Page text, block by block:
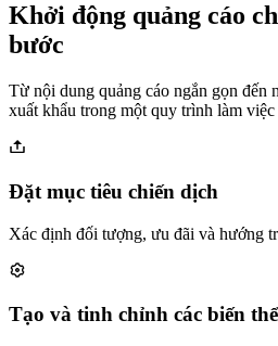
Khởi động quảng cáo
bước
Từ nội dung quảng cáo ngắn gọn đến
xuất khẩu trong một quy trình làm việc
Đặt mục tiêu chiến dịch
Xác định đối tượng, ưu đãi và hướng
Tạo và tinh chỉnh các biến thể